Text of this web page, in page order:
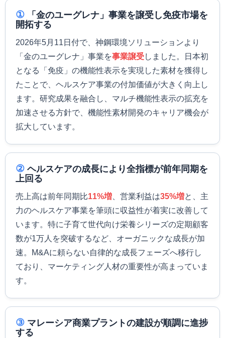
① 「金のユーグレナ」事業を譲受し免疫市場を
開拓する
2026年5月11日付で、神鋼環境ソリューションより
「金のユーグレナ」事業を事業譲受しました。日本初
となる「免疫」の機能性表示を実現した素材を獲得し
たことで、ヘルスケア事業の付加価値が大きく向上し
ます。研究成果を融合し、マルチ機能性表示の拡充を
加速させる方針で、機能性素材開発のキャリア機会が
拡大しています。
② ヘルスケアの成長により全指標が前年同期を
上回る
売上高は前年同期比11%増 、営業利益は35%増と、主
力のヘルスケア事業を筆頭に収益性が着実に改善して
います。特に子育て世代向け栄養シリーズの定期顧客
数が1万人を突破するなど、オーガニックな成長が加
速。M&Aに頼らない自律的な成長フェーズへ移行し
ており、マーケティング人材の重要性が高まっていま
す。
③ マレーシア商業プラントの建設が順調に進捗
する